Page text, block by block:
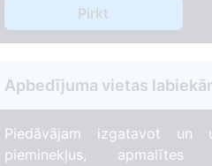
Pirkt
Apbedījuma vietas
Piedāvājam izgatavot un
pieminekļus,